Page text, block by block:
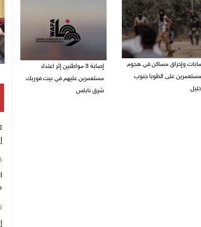
وإحراق مساكن في هجوم
على الطوبا جنوب
إصابة 3 مواطنين إثر اعتداء
مستعمرين عليهم في بيت فوريك
شرق نابلس